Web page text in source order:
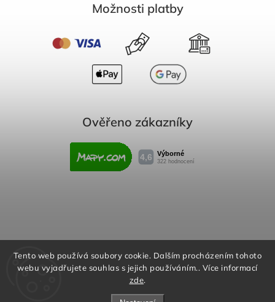
Tento web používá soubory cookie. Dalším procházením tohoto
webu vyjadřujete souhlas s jejich používáním.. Více informací
zde.
Možnosti platby
Ověřeno zákazníky
Obchodní podmínky
Reklamační řád
Podmínky ochrany osobních údajů